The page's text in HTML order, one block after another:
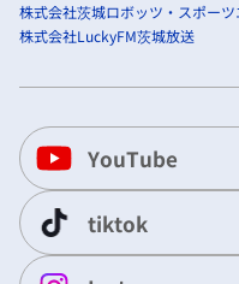
株式会社茨城ロボッツ・スポー
株式会社LuckyFM茨城放送
YouTube
tiktok